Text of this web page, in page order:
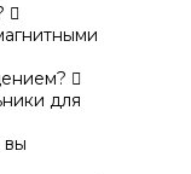
для
вы